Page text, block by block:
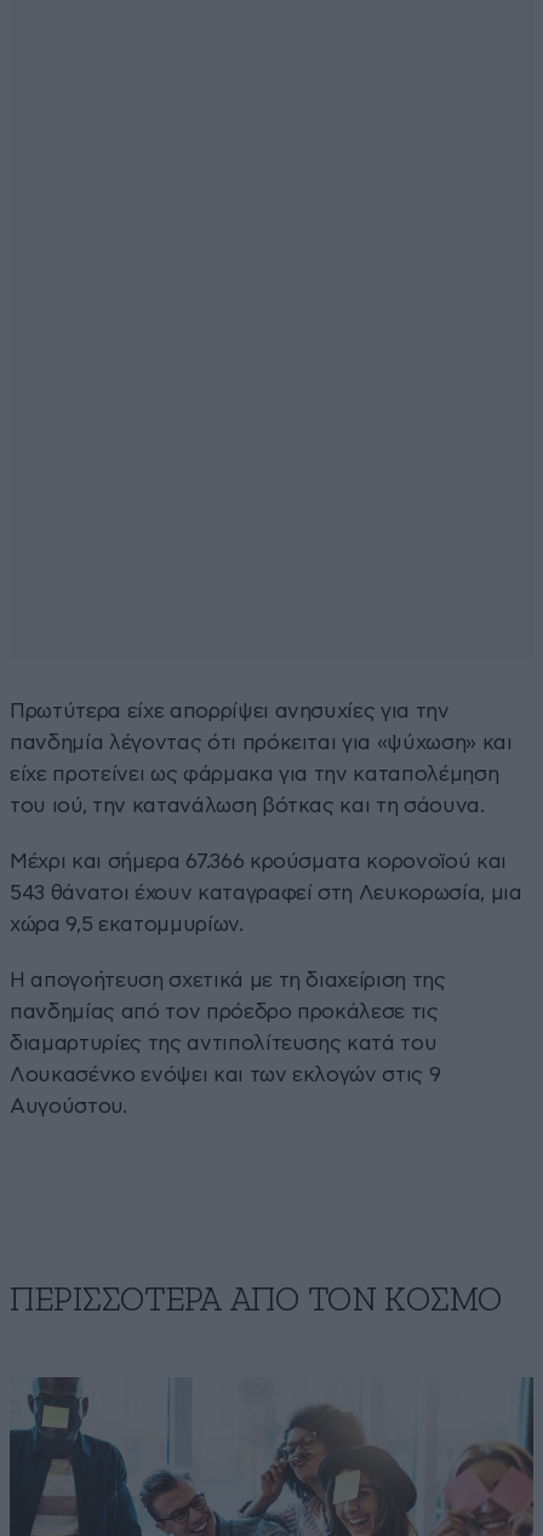
Πρωτύτερα είχε απορρίψει ανησυχίες για την
πανδημία λέγοντας ότι πρόκειται για «ψύχωση» και
είχε προτείνει ως φάρμακα για την καταπολέμηση
του ιού, την κατανάλωση βότκας και τη σάουνα.
Μέχρι και σήμερα 67.366 κρούσματα κορονοϊού και
543 θάνατοι έχουν καταγραφεί στη Λευκορωσία, μια
χώρα 9,5 εκατομμυρίων.
Η απογοήτευση σχετικά με τη διαχείριση της
πανδημίας από τον πρόεδρο προκάλεσε τις
διαμαρτυρίες της αντιπολίτευσης κατά του
Λουκασένκο ενόψει και των εκλογών στις 9
Αυγούστου.
ΠΕΡΙΣΣΟΤΕΡΑ ΑΠΟ ΤΟΝ ΚΟΣΜΟ